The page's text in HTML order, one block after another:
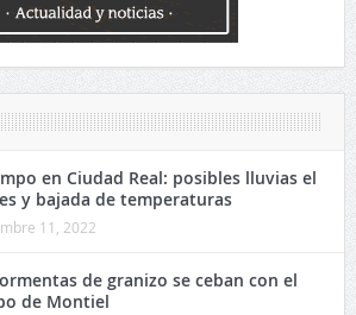
en Ciudad Real: posibles lluvias el
y bajada de temperaturas
11, 2022
de granizo se ceban con el
de Montiel